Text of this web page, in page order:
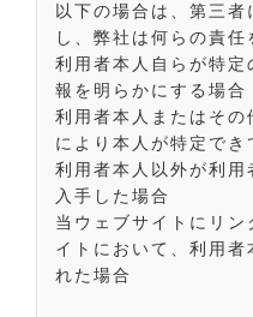
以下の場合は、第三
し、弊社は何らの責任
利用者本人自らが特
報を明らかにする場合
利用者本人またはその
により本人が特定でき
利用者本人以外が利用
入手した場合
当ウェブサイトにリ
イトにおいて、利用者
れた場合